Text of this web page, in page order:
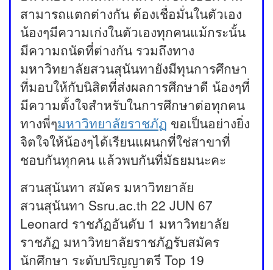
สามารถแตกต่างกัน ต้องเชื่อมั่นในตัวเอง
น้องๆมีความเก่งในตัวเองทุกคนแม้กระนั้น
มีความถนัดที่ต่างกัน รวมถึงทาง
มหาวิทยาลัยสวนสุนันทายังมีทุนการศึกษา
ที่มอบให้กับนิสิตที่ส่งผลการศึกษาดี น้องๆที่
มีความตั้งใจสำหรับในการศึกษาต่อทุกคน
ทางพี่ๆมหาวิทยาลัยราชภัฏ ขอเป็นอย่างยิ่ง
จิตใจให้น้องๆได้เรียนแผนกที่ใช่สาขาที่
ชอบกันทุกคน แล้วพบกันที่มัธยมนะคะ
สวนสุนันทา สมัคร มหาวิทยาลัย
สวนสุนันทา Ssru.ac.th 22 JUN 67
Leonard ราชภัฏอันดับ 1 มหาวิทยาลัย
ราชภัฏ มหาวิทยาลัยราชภัฏรับสมัคร
นักศึกษา ระดับปริญญาตรี Top 19